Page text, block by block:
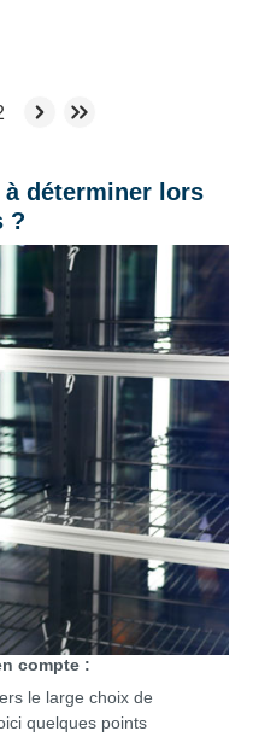
déterminer lors
?
compte :
le large choix de
quelques points